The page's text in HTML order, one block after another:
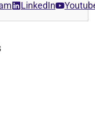
LinkedIn